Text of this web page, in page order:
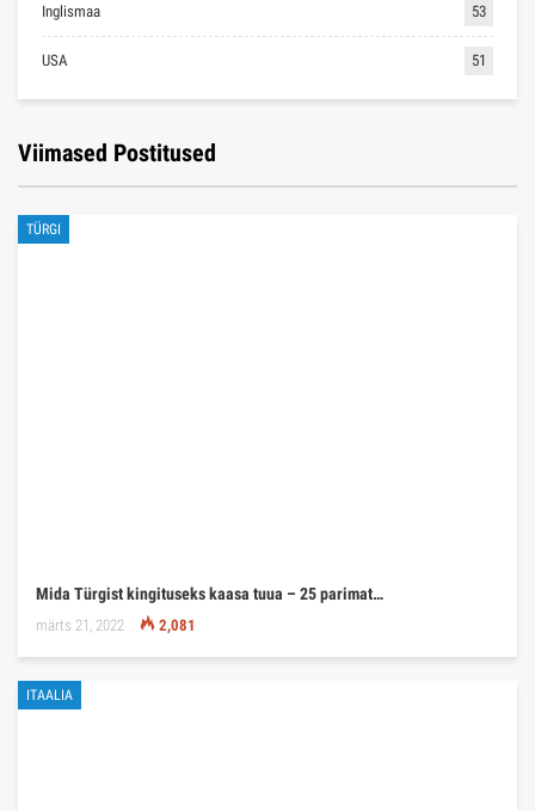
Inglismaa 53
USA 51
Viimased Postitused
TÜRGI
Mida Türgist kingituseks kaasa tuua – 25 parimat…
märts 21, 2022 2,081
ITAALIA